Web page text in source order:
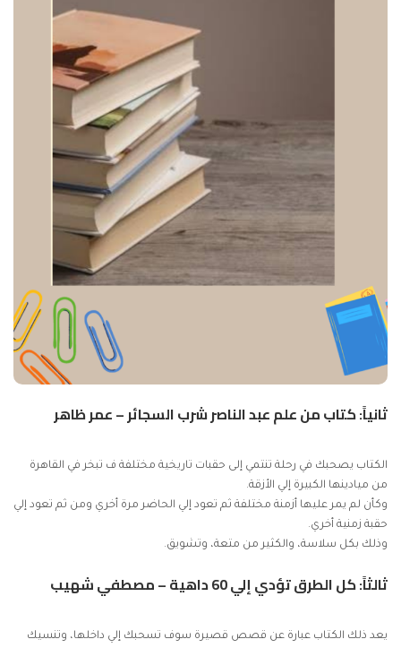
ثانياً: كتاب من علم عبد الناصر شرب السجائر – عمر ظاهر
الكتاب يصحبك في رحلة تنتمي إلى حقبات تاريخية مختلفة ف تبخر في القاهرة
من ميادينها الكبيرة إلي الأزقة.
وكأن لم يمر عليها أزمنة مختلفة ثم تعود إلي الحاضر مرة أخري ومن ثم تعود إلي
حقبة زمنية أخري.
وذلك بكل سلاسة، والكثير من متعة، وتشويق.
ثالثاً: كل الطرق تؤدي إلي 60 داهية – مصطفي شهيب
يعد ذلك الكتاب عبارة عن قصص قصيرة سوف تسحبك إلي داخلها، وتنسيك